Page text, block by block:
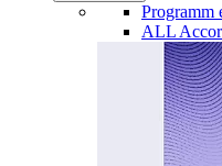
Programm
ALL